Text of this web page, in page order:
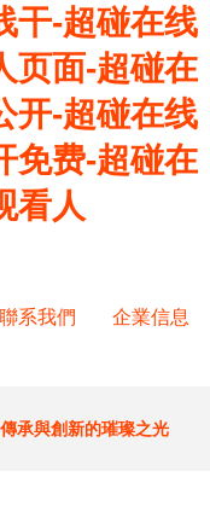
干-超碰在线
页面-超碰在
开-超碰在线
免费-超碰在
看人
聯系我們 企業信息
承與創新的璀璨之光